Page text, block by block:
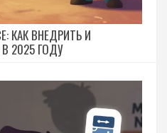
КАК ВНЕДРИТЬ И
2025 ГОДУ